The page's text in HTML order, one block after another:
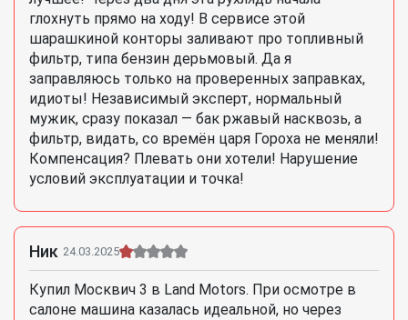
глохнуть прямо на ходу! В сервисе этой
шарашкиной конторы заливают про топливный
фильтр, типа бензин дерьмовый. Да я
заправляюсь только на проверенных заправках,
идиоты! Независимый эксперт, нормальный
мужик, сразу показал — бак ржавый насквозь, а
фильтр, видать, со времён царя Гороха не меняли!
Компенсация? Плевать они хотели! Нарушение
условий эксплуатации и точка!
Ник 24.03.2025
Купил Москвич 3 в Land Motors. При осмотре в
салоне машина казалась идеальной, но через